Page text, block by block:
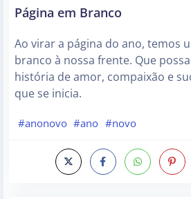
Página em Branco
Ao virar a página do ano, temos
branco à nossa frente. Que
história de amor, compaixão e
que se inicia.
#anonovo #ano #novo